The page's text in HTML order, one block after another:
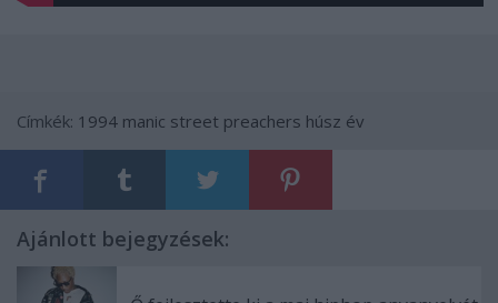
Címkék: 1994 manic street preachers húsz év
Ajánlott bejegyzések: